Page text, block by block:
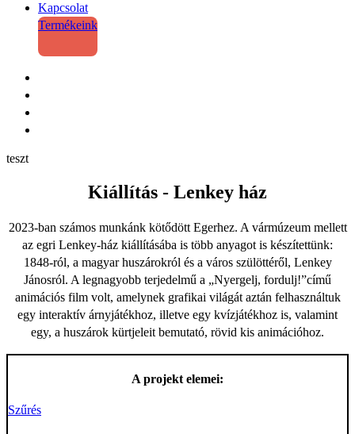
Kapcsolat
Termékeink
teszt
Kiállítás - Lenkey ház
2023-ban számos munkánk kötődött Egerhez. A vármúzeum mellett
az egri Lenkey-ház kiállításába is több anyagot is készítettünk:
1848-ról, a magyar huszárokról és a város szülöttéről, Lenkey
Jánosról. A legnagyobb terjedelmű a „Nyergelj, fordulj!”című
animációs film volt, amelynek grafikai világát aztán felhasználtuk
egy interaktív árnyjátékhoz, illetve egy kvízjátékhoz is, valamint
egy, a huszárok kürtjeleit bemutató, rövid kis animációhoz.
A projekt elemei:
Szűrés